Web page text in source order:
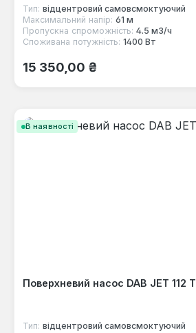
Тип: відцентровий самовсмоктуючий
Максимальний напір: 61 м
Пропускна спроможність: 4.5 м3/ч
Споживана потужність: 1400 Вт
Звичайна ціна:
15 350,00 ₴
В наявності
Поверхневий насос DAB JET 112 T
Тип: відцентровий самовсмоктуючий